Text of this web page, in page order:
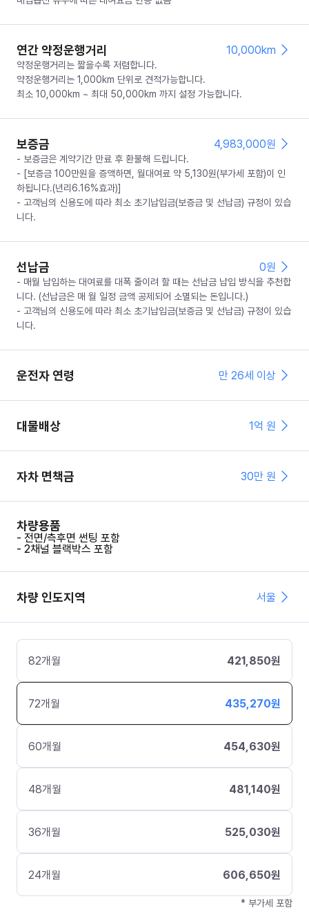
연간 약정운행거리 10,000km
약정운행거리는 짧을수록 저렴합니다.
약정운행거리는 1,000km 단위로 견적가능합니다.
최소 10,000km ~ 최대 50,000km 까지 설정 가능합니다.
보증금 4,983,000원
- 보증금은 계약기간 만료 후 환불해 드립니다.
- [보증금 100만원을 증액하면, 월대여료 약 5,130원(부가세 포함)이 인
하됩니다.(년리6.16%효과)]
- 고객님의 신용도에 따라 최소 초기납입금(보증금 및 선납금) 규정이 있습
니다.
선납금 0원
- 매월 납입하는 대여료를 대폭 줄이려 할 때는 선납금 납입 방식을 추천합
니다. (선납금은 매 월 일정 금액 공제되어 소멸되는 돈입니다.)
- 고객님의 신용도에 따라 최소 초기납입금(보증금 및 선납금) 규정이 있습
니다.
운전자 연령 만 26세 이상
대물배상 1억 원
자차 면책금 30만 원
차량용품
- 전면/측후면 썬팅 포함
- 2채널 블랙박스 포함
차량 인도지역 서울
82개월 421,850원
72개월 435,270원
60개월 454,630원
48개월 481,140원
36개월 525,030원
24개월 606,650원
* 부가세 포함